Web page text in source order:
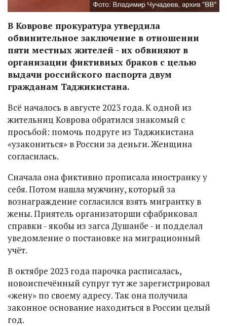
В Коврове прокуратура утвердила
обвинительное заключение в отношении
пяти местных жителей - их обвиняют в
организации фиктивных браков с целью
выдачи российского паспорта двум
гражданам Таджикистана.
Всё началось в августе 2023 года. К одной из
жительниц Коврова обратился знакомый с
просьбой: помочь подруге из Таджикистана
«узакониться» в России за деньги. Женщина
согласилась.
Сначала она фиктивно прописала иностранку у
себя. Потом нашла мужчину, который за
вознаграждение согласился взять мигрантку в
жены. Приятель организаторши сфабриковал
справки - якобы из загса Душанбе - и подделал
уведомление о постановке на миграционный
учёт.
В октябре 2023 года парочка расписалась,
новоиспечённый супруг тут же зарегистрировал
«жену» по своему адресу. Так она получила
законное основание находиться в России целый
год.